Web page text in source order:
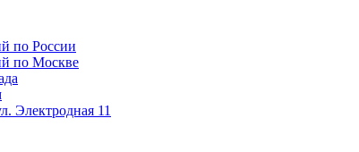
по России
по Москве
Электродная 11